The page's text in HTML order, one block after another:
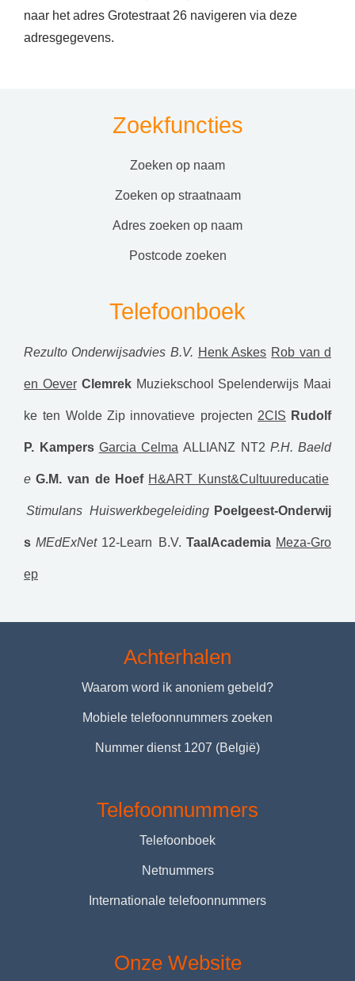
naar het adres Grotestraat 26 navigeren via deze
adresgegevens.
Zoekfuncties
zoeken op naam
zoeken op straatnaam
adres zoeken op naam
postcode zoeken
Telefoonboek
Rezulto Onderwijsadvies B.V. Henk Askes Rob van d
en Oever Clemrek Muziekschool Spelenderwijs Maai
ke ten Wolde Zip innovatieve projecten 2CIS Rudolf
P. Kampers Garcia Celma ALLIANZ NT2 P.H. Baeld
e G.M. van de Hoef H&ART Kunst&Cultuureducatie
Stimulans Huiswerkbegeleiding Poelgeest-Onderwij
s MEdExNet 12-Learn B.V. TaalAcademia Meza-Gro
ep
Achterhalen
Waarom word ik anoniem gebeld?
Mobiele telefoonnummers zoeken
Nummer dienst 1207 (België)
Telefoonnummers
Telefoonboek
Netnummers
Internationale telefoonnummers
Onze Website